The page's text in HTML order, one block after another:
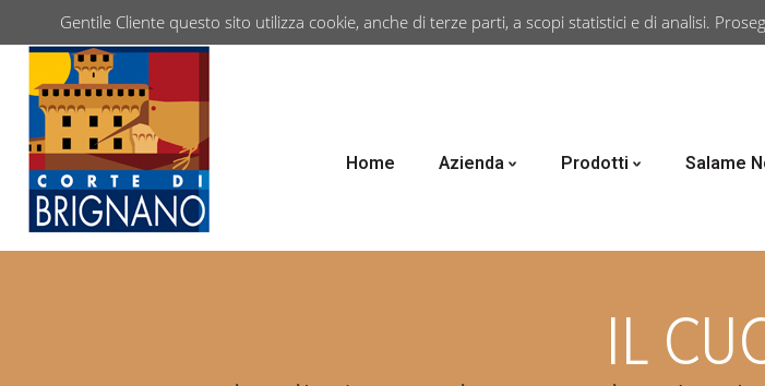
Home Azienda Prodotti Salame
IL
Gentile Cliente questo sito utilizza cookie, anche di terze parti, a scopi statistici e di analisi.